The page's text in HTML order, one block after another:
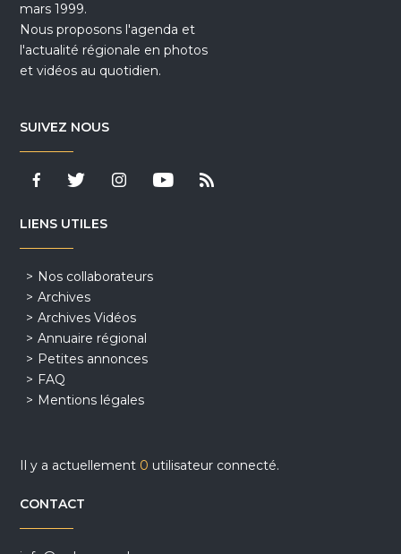
mars 1999.
Nous proposons l'agenda et
l'actualité régionale en photos
et vidéos au quotidien.
SUIVEZ NOUS
LIENS UTILES
Nos collaborateurs
Archives
Archives Vidéos
Annuaire régional
Petites annonces
FAQ
Mentions légales
Il y a actuellement 0 utilisateur connecté.
CONTACT